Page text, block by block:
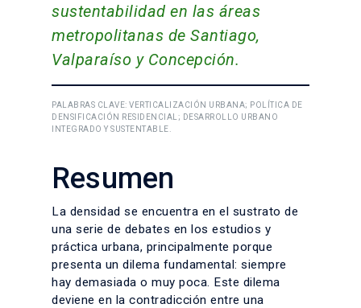
sustentabilidad en las áreas
metropolitanas de Santiago,
Valparaíso y Concepción.
PALABRAS CLAVE: VERTICALIZACIÓN URBANA; POLÍTICA DE
DENSIFICACIÓN RESIDENCIAL; DESARROLLO URBANO
INTEGRADO Y SUSTENTABLE.
Resumen
La densidad se encuentra en el sustrato de
una serie de debates en los estudios y
práctica urbana, principalmente porque
presenta un dilema fundamental: siempre
hay demasiada o muy poca. Este dilema
deviene en la contradicción entre una